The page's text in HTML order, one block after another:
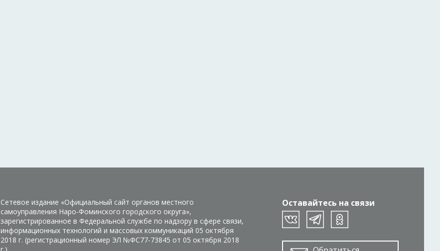
Оставайтесь на связи
Сетевое издание «Официальный сайт органов местного
самоуправления Наро-Фоминского городского округа»,
зарегистрированное в Федеральной службе по надзору в сфере связи,
информационных технологий и массовых коммуникаций 05 октября
2018 г. (регистрационный номер ЭЛ №ФС77-73845 от 05 октября 2018